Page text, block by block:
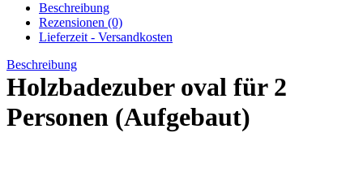
Beschreibung
Rezensionen (0)
Lieferzeit - Versandkosten
Beschreibung
Holzbadezuber oval für 2
Personen (Aufgebaut)